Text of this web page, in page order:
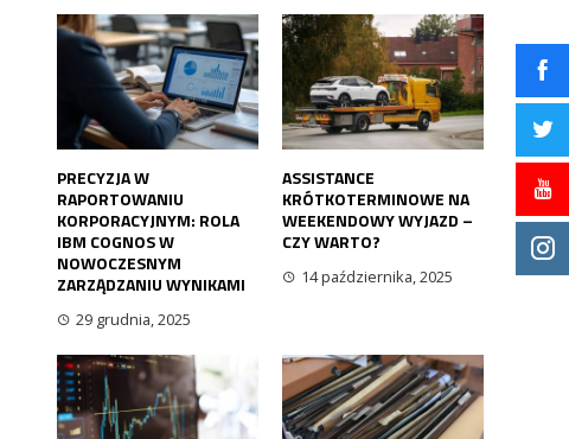
PRECYZJA W
RAPORTOWANIU
KORPORACYJNYM: ROLA
IBM COGNOS W
NOWOCZESNYM
ZARZĄDZANIU WYNIKAMI
29 grudnia, 2025
ASSISTANCE
KRÓTKOTERMINOWE NA
WEEKENDOWY WYJAZD –
CZY WARTO?
14 października, 2025